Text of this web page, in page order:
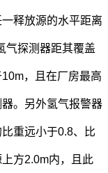
释放源的水平距离
气探测器距其覆盖
，且在厂房最高
。另外氢气报警器
重远小于0.8、比
方2.0m内，且此